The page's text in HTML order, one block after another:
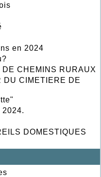
en 2024
CHEMINS RURAUX
DU CIMETIERE DE
DOMESTIQUES